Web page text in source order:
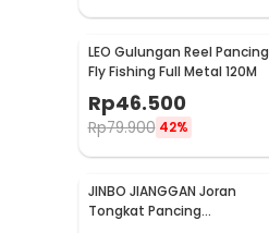
LEO Gulungan Reel Pancing
Fly Fishing Full Metal 120M
Rp46.500
Rp79.900 42%
JINBO JIANGGAN Joran
Tongkat Pancing